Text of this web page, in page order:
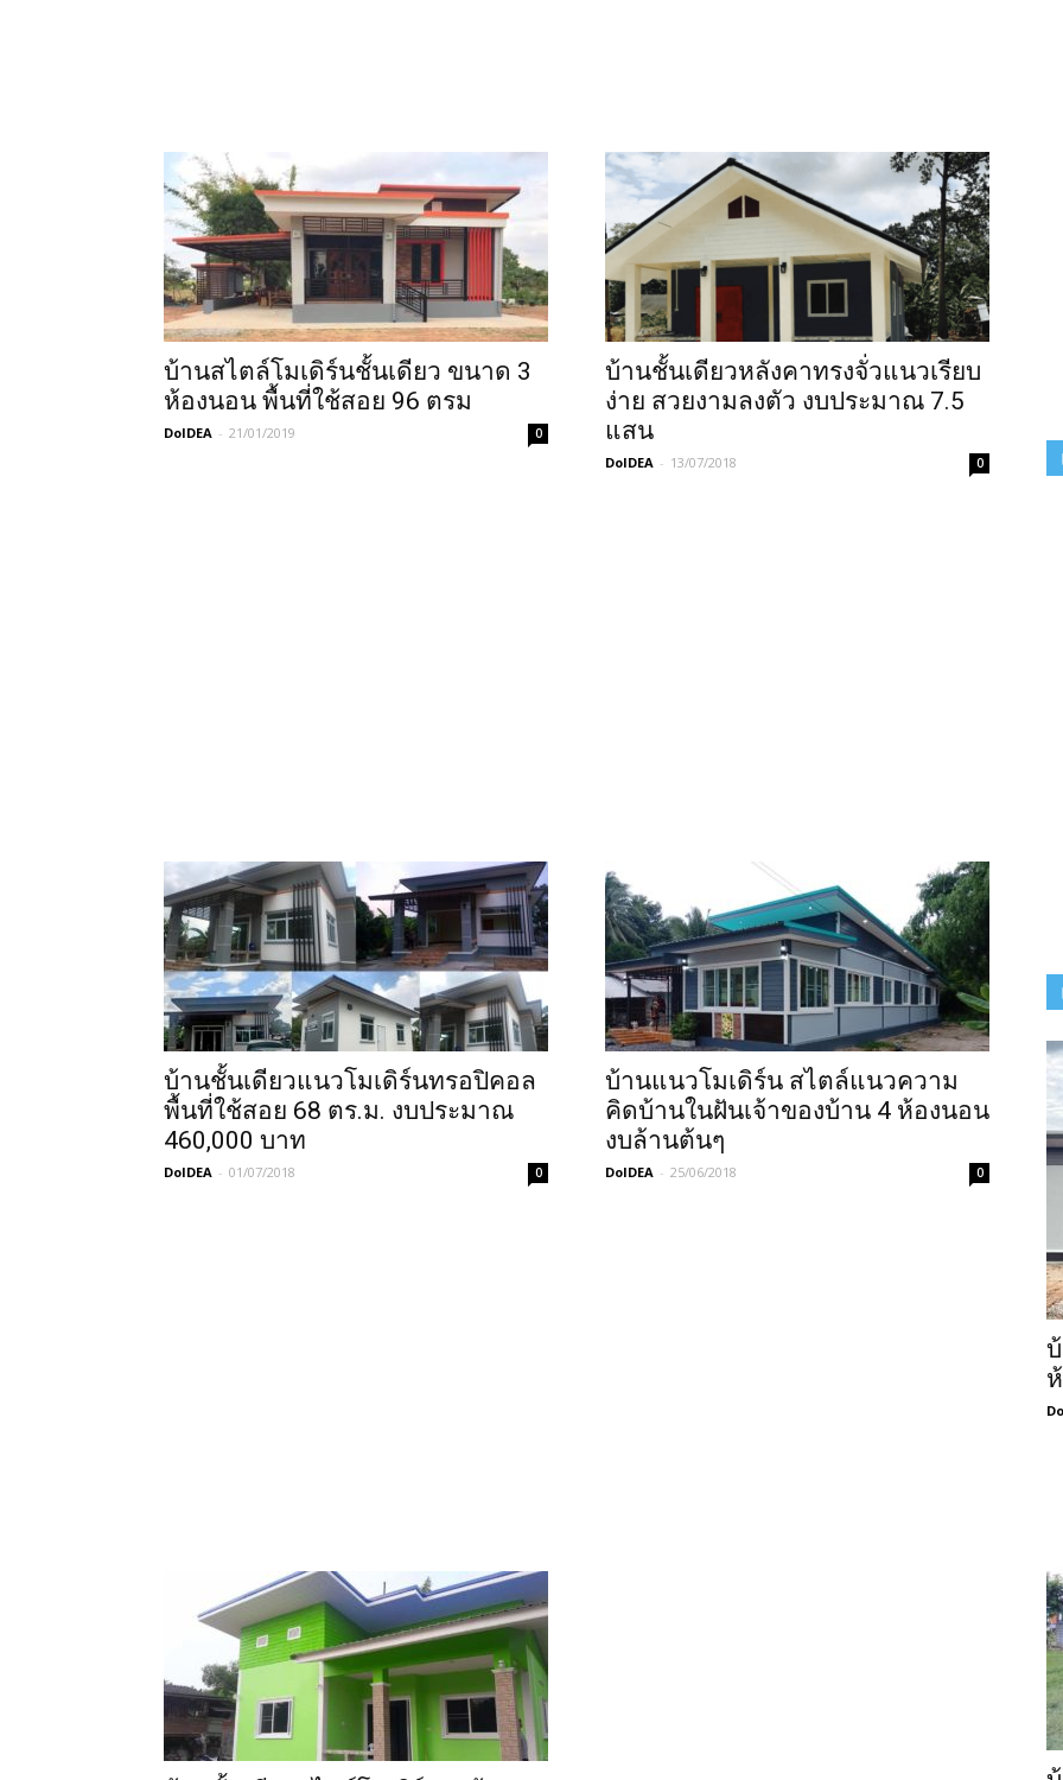
บ้านสไตล์โมเดิร์นชั้นเดียว ขนาด 3
ห้องนอน พื้นที่ใช้สอย 96 ตรม
DoIDEA - 21/01/2019 0
บ้านชั้นเดียวหลังคาทรงจั่วแนวเรียบ
ง่าย สวยงามลงตัว งบประมาณ 7.5
แสน
DoIDEA - 13/07/2018 0
บ้านชั้นเดียวแนวโมเดิร์นทรอปิคอล
พื้นที่ใช้สอย 68 ตร.ม. งบประมาณ
460,000 บาท
DoIDEA - 01/07/2018 0
บ้านแนวโมเดิร์น สไตล์แนวความ
คิดบ้านในฝันเจ้าของบ้าน 4 ห้องนอน
งบล้านต้นๆ
DoIDEA - 25/06/2018 0